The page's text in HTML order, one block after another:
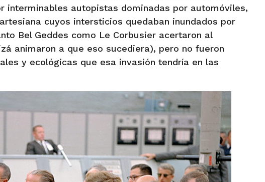
interminables autopistas dominadas por automóviles,
cuyos intersticios quedaban inundados por
Bel Geddes como Le Corbusier acertaron al
animaron a que eso sucediera), pero no fueron
y ecológicas que esa invasión tendría en las